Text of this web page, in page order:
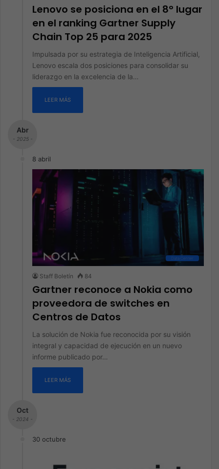
Lenovo se posiciona en el 8° lugar
en el ranking Gartner Supply
Chain Top 25 para 2025
Impulsada por su estrategia de Inteligencia Artificial,
Lenovo escala dos posiciones para consolidar su
liderazgo en la excelencia de la…
LEER MÁS
Abr
- 2025 -
8 abril
Data Center
Staff Boletín 84
Gartner reconoce a Nokia como
proveedora de switches en
Centros de Datos
La solución de Nokia fue reconocida por su visión
integral y capacidad de ejecución en un nuevo
informe publicado por…
LEER MÁS
Oct
- 2024 -
30 octubre